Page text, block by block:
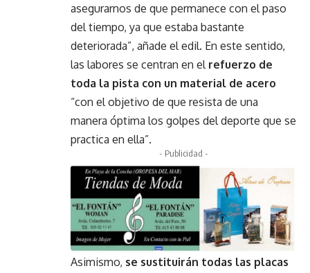
asegurarnos de que permanece con el paso
del tiempo, ya que estaba bastante
deteriorada”, añade el edil. En este sentido,
las labores se centran en el refuerzo de
toda la pista con un material de acero
“con el objetivo de que resista de una
manera óptima los golpes del deporte que se
practica en ella”.
- Publicidad -
Asimismo, se sustituirán todas las placas